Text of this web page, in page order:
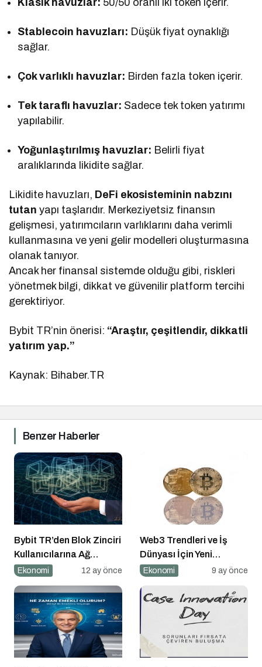
Stablecoin havuzları: Düşük fiyat oynaklığı
sağlar.
Çok varlıklı havuzlar: Birden fazla token içerir.
Tek taraflı havuzlar: Sadece tek token yatırımı
yapılabilir.
Yoğunlaştırılmış havuzlar: Belirli fiyat
aralıklarında likidite sağlar.
Likidite havuzları, DeFi ekosisteminin nabzını
tutan yapı taşlarıdır. Merkeziyetsiz finansın
gelişmesi, yatırımcıların varlıklarını daha verimli
kullanmasına ve yeni gelir modelleri oluşturmasına
olanak tanıyor.
Ancak her finansal sistemde olduğu gibi, riskleri
yönetmek bilgi, dikkat ve güvenilir platform tercihi
gerektiriyor.
Bybit TR’nin önerisi: “Araştır, çeşitlendir, dikkatli
yatırım yap.”
Kaynak: Bihaber.TR
Benzer Haberler
Bybit TR’den Blok Zinciri
Kullanıcılarına Ağ
Tıkanıklığı Rehberi!
Ekonomi 12 ay önce
Web3 Trendleri ve İş
Dünyası İçin Yeni
Fırsatlar
Ekonomi 9 ay önce